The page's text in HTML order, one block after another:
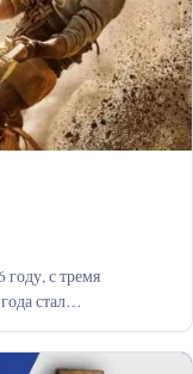
с тремя
стал